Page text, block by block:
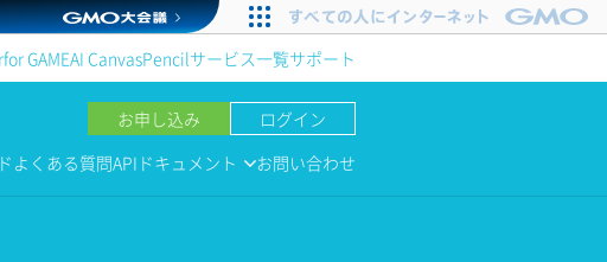
for GAMEAI CanvasPencilサービス一覧サポート
お申し込み
ログイン
よくある質問APIドキュメント お問い合わせ